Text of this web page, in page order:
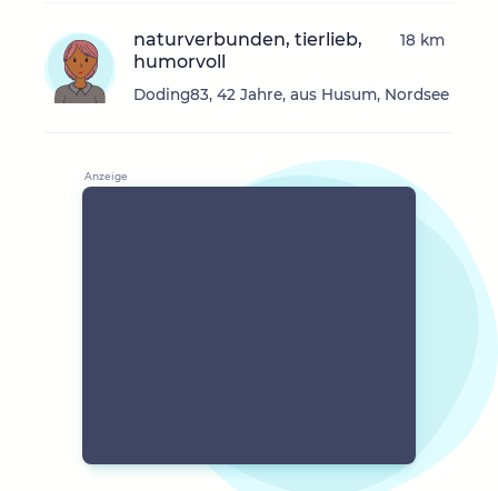
naturverbunden, tierlieb,
humorvoll
Doding83, 42 Jahre, aus Husum, Nordsee
18 km